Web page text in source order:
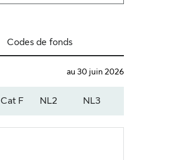
Codes de fonds
au 30 juin 2026
Cat F NL2 NL3